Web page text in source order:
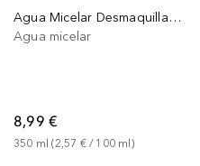
Agua Micelar Desmaquillante con Vitamina C
Agua micelar
8,99 €
350 ml (2,57 € / 100 ml )